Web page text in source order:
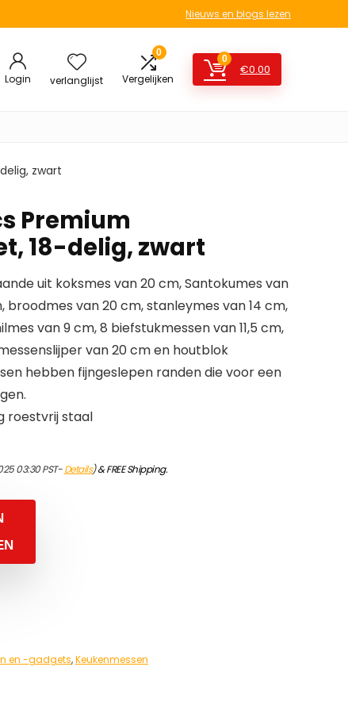
Nieuws en blogs lezen
Login verlanglijst
0
Vergelijken
0
€0.00
zwart
Premium
18-delig, zwart
uit koksmes van 20 cm, Santokumes van
broodmes van 20 cm, stanleymes van 14 cm,
van 9 cm, 8 biefstukmessen van 11,5 cm,
van 20 cm en houtblok
hebben fijngeslepen randen die voor een
roestvrij staal
03:30 PST-Details)&FREE Shipping.
en -gadgets,Keukenmessen